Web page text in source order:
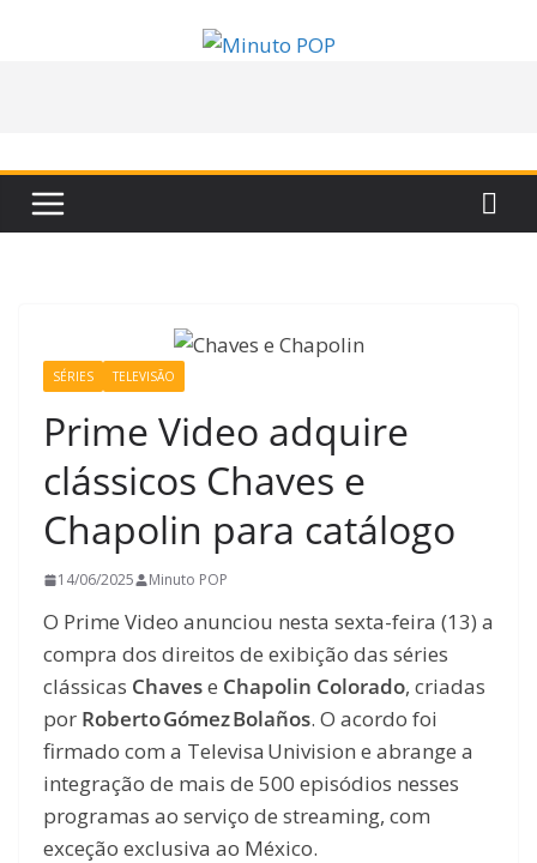
SÉRIES TELEVISÃO
Prime Video adquire
clássicos Chaves e
Chapolin para catálogo
14/06/2025 Minuto POP
O Prime Video anunciou nesta sexta-feira (13) a
compra dos direitos de exibição das séries
clássicas Chavese Chapolin Colorado, criadas
por Roberto Gómez Bolaños. O acordo foi
firmado com a Televisa Univision e abrange a
integração de mais de 500 episódios nesses
programas ao serviço de streaming, com
exceção exclusiva ao México.